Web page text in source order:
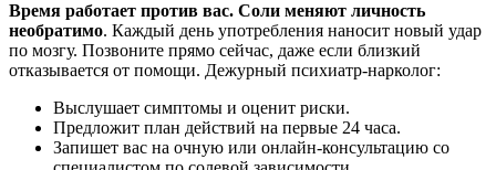
Время работает против вас. Соли меняют личность
необратимо. Каждый день употребления наносит новый удар
по мозгу. Позвоните прямо сейчас, даже если близкий
отказывается от помощи. Дежурный психиатр-нарколог:
Выслушает симптомы и оценит риски.
Предложит план действий на первые 24 часа.
Запишет вас на очную или онлайн-консультацию со